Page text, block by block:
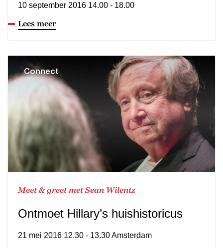
10 september 2016 14.00 - 18.00
Lees meer
Connect
Meet & greet met Sean Wilentz
Ontmoet Hillary’s huishistoricus
21 mei 2016 12.30 - 13.30 Amsterdam